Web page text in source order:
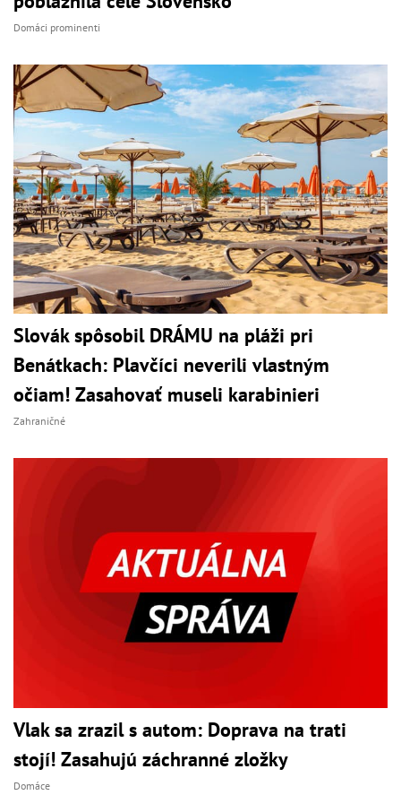
Domáci prominenti
Slovák spôsobil DRÁMU na pláži pri
Benátkach: Plavčíci neverili vlastným
očiam! Zasahovať museli karabinieri
Zahraničné
Vlak sa zrazil s autom: Doprava na trati
stojí! Zasahujú záchranné zložky
Domáce